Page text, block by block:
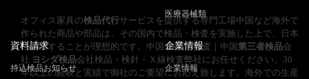
オフィス家具の検品代行サービスを提供する専門工場中国など海外で
作られた商品や部品は、その国内で検品・検査を実施した上で、日本
に輸出することが理想的です。中国 検品と監査｜中国第三者検品会
社 ヨシダ検品会社検品・検針・Ｘ線検査弊社にお任せください。30
年以上の経験と実績で御社のご要望にお応え致します。海外での生産
医療器械類
資料請求
持込検品お知らせ
企業情報
企業情報